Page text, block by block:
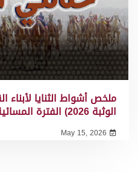
ملخص أشواط الثنايا لأبناء
الوثبة 2026) الفترة المسائية…
May 15, 2026